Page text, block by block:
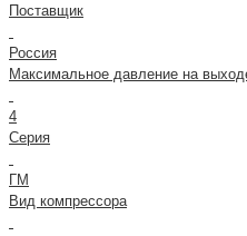
Поставщик
Россия
Максимальное давление на
4
Серия
ГМ
Вид компрессора